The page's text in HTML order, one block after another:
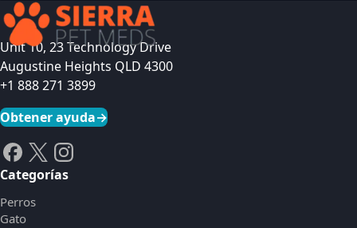
Unit 10, 23 Technology Drive
Augustine Heights QLD 4300
+1 888 271 3899
Obtener ayuda→
Categorías
Perros
Gato